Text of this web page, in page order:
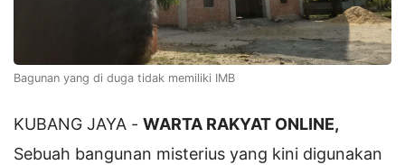
Bagunan yang di duga tidak memiliki IMB
KUBANG JAYA - WARTA RAKYAT ONLINE,
Sebuah bangunan misterius yang kini digunakan